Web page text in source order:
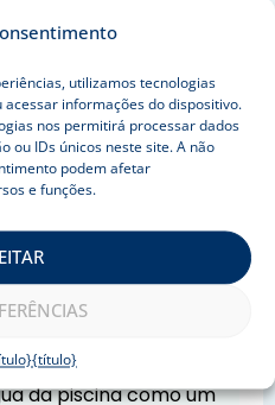
utilizamos tecnologias
informações do dispositivo.
nos permitirá processar dados
ou IDs únicos neste site. A não
podem afetar
e funções.
{título}
os cookies
este conteúdo
e eficiente é
submersível.
da piscina como um